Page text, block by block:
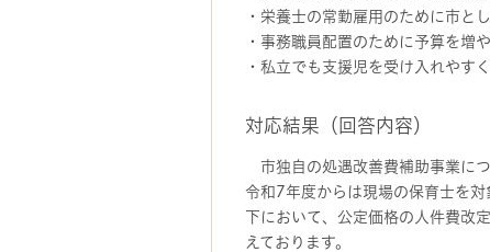
・栄養士の常勤雇用のために市と
・事務職員配置のために予算を増
・私立でも支援児を受け入れやす
対応結果（回答内容）
市独自の処遇改善費補助事業に
令和7年度からは現場の保育士を
下において、公定価格の人件費改
えております。